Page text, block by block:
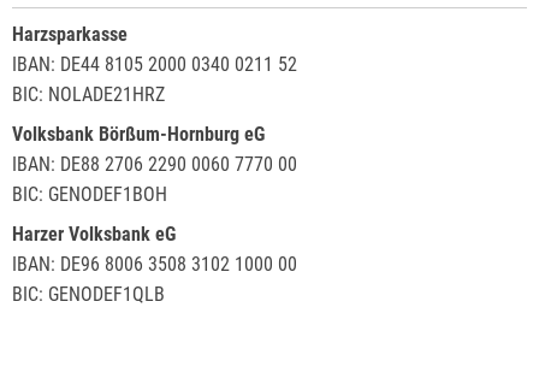
Harzsparkasse
IBAN: DE44 8105 2000 0340 0211 52
BIC: NOLADE21HRZ
Volksbank Börßum-Hornburg eG
IBAN: DE88 2706 2290 0060 7770 00
BIC: GENODEF1BOH
Harzer Volksbank eG
IBAN: DE96 8006 3508 3102 1000 00
BIC: GENODEF1QLB